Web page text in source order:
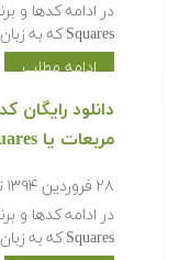
Squares که به زبان برنامه نویسی متلب پیاده…
ادامه مطلب
‫‫دانلود رایگان
مربعات یا Least Squares در متلب‬‬ — بخش سوم
۲۸ فروردین ۱۳۹۴
Squares که به زبان برنامه نویسی متلب پیاده…